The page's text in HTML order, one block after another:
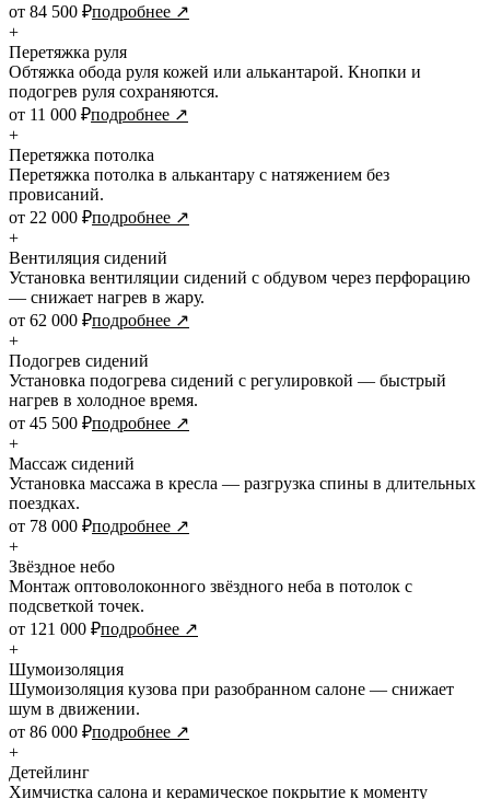
от 84 500 ₽подробнее ↗
+
Перетяжка руля
Обтяжка обода руля кожей или алькантарой. Кнопки и
подогрев руля сохраняются.
от 11 000 ₽подробнее ↗
+
Перетяжка потолка
Перетяжка потолка в алькантару с натяжением без
провисаний.
от 22 000 ₽подробнее ↗
+
Вентиляция сидений
Установка вентиляции сидений с обдувом через перфорацию
— снижает нагрев в жару.
от 62 000 ₽подробнее ↗
+
Подогрев сидений
Установка подогрева сидений с регулировкой — быстрый
нагрев в холодное время.
от 45 500 ₽подробнее ↗
+
Массаж сидений
Установка массажа в кресла — разгрузка спины в длительных
поездках.
от 78 000 ₽подробнее ↗
+
Звёздное небо
Монтаж оптоволоконного звёздного неба в потолок с
подсветкой точек.
от 121 000 ₽подробнее ↗
+
Шумоизоляция
Шумоизоляция кузова при разобранном салоне — снижает
шум в движении.
от 86 000 ₽подробнее ↗
+
Детейлинг
Химчистка салона и керамическое покрытие к моменту